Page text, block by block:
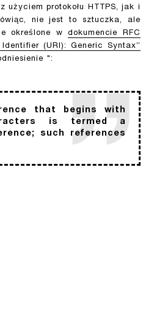
użyciem protokołu HTTPS, jak i
nie jest to sztuczka, ale
określone wdokumencie RFC
Identifier (URI): Generic Syntax”
":
that begins with
is termed a
such references